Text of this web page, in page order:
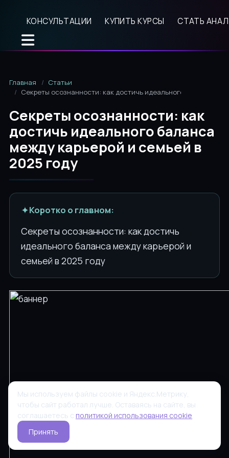
КОНСУЛЬТАЦИИ КУПИТЬ КУРСЫ СТАТЬ
Главная
Статьи
Секреты осознанности: как достичь идеального баланса
Секреты осознанности: как
достичь идеального баланса
между карьерой и семьей в
2025 году
✦Коротко о главном:
Секреты осознанности: как достичь
идеального баланса между карьерой и
семьей в 2025 году
Мы используем файлы cookie и Яндекс.Метрику,
чтобы сайт работал лучше. Оставаясь на сайте, вы
соглашаетесь с политикой использования cookie.
Принять